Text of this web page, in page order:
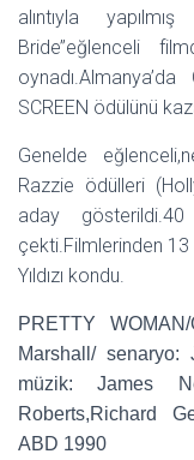
alıntıyla
Bride’’eğlenceli
SCREEN ödülünü
Genelde
Razzie ödülleri
aday
çekti.Filmlerinden 13
Yıldızı kondu.
PRETTY
Marshall/ senaryo:
müzik: James
Roberts,Richard
ABD 1990